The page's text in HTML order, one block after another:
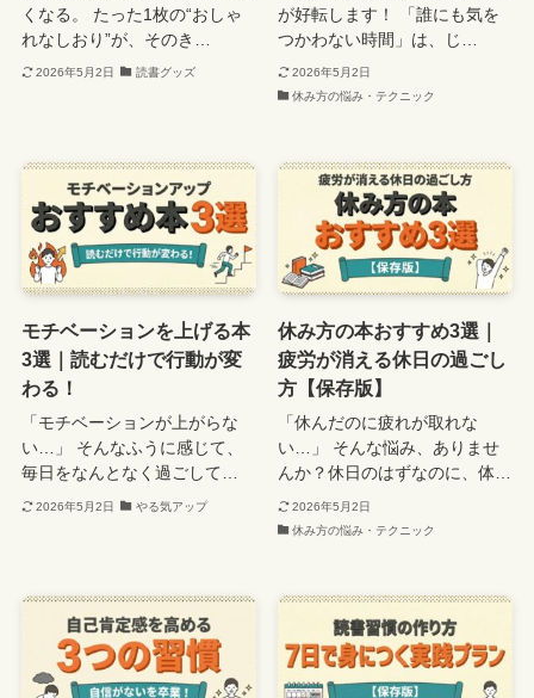
くなる。 たった1枚の“おしゃ
れなしおり”が、そのき…
2026年5月2日 読書グッズ
が好転します！ 「誰にも気を
つかわない時間」は、じ…
2026年5月2日
休み方の悩み・テクニック
モチベーションを上げる本
3選｜読むだけで行動が変
わる！
「モチベーションが上がらな
い…」 そんなふうに感じて、
毎日をなんとなく過ごして…
2026年5月2日 やる気アップ
休み方の本おすすめ3選｜
疲労が消える休日の過ごし
方【保存版】
「休んだのに疲れが取れな
い…」 そんな悩み、ありませ
んか？休日のはずなのに、体…
2026年5月2日
休み方の悩み・テクニック